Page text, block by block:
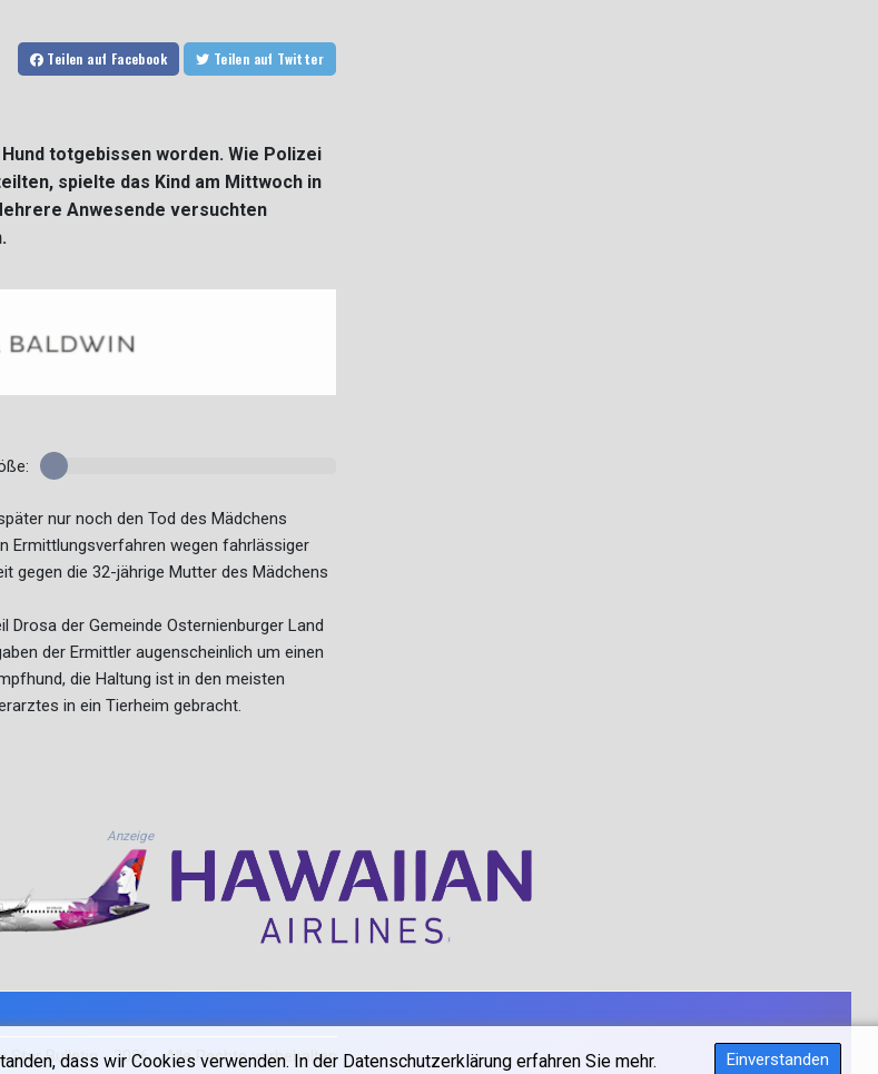
dass wir Cookies verwenden. In der Datenschutzerklärung erfahren Sie mehr. Einverstanden
Teilen auf Facebook Teilen auf Twitter
totgebissen worden. Wie Polizei
spielte das Kind am Mittwoch in
Anwesende versuchten
nur noch den Tod des Mädchens
Ermittlungsverfahren wegen fahrlässiger
gegen die 32-jährige Mutter des Mädchens
der Gemeinde Osternienburger Land
der Ermittler augenscheinlich um einen
die Haltung ist in den meisten
in ein Tierheim gebracht.
Anzeige
Star Bulletin - 2026 - Alle Rechte vorbehalten